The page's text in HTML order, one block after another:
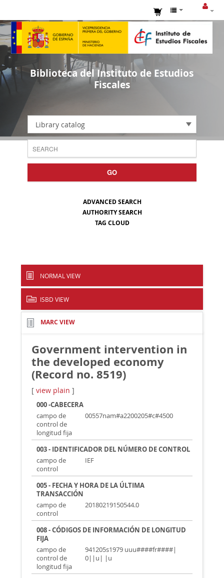
Biblioteca del Instituto de Estudios
Fiscales
Library catalog
GO
ADVANCED SEARCH
AUTHORITY SEARCH
TAG CLOUD
NORMAL VIEW
ISBD VIEW
MARC VIEW
Government intervention in
the developed economy
(Record no. 8519)
[view plain ]
000 -CABECERA
campo de
control de
longitud fija
00557nam#a2200205#c#4500
003 - IDENTIFICADOR DEL NÚMERO DE CONTROL
campo de
control
IEF
005 - FECHA Y HORA DE LA ÚLTIMA
TRANSACCIÓN
campo de
control
20180219150544.0
008 - CÓDIGOS DE INFORMACIÓN DE LONGITUD
FIJA
campo de
control de
longitud fija
941205s1979 uuu####fr####|
0||u| |u